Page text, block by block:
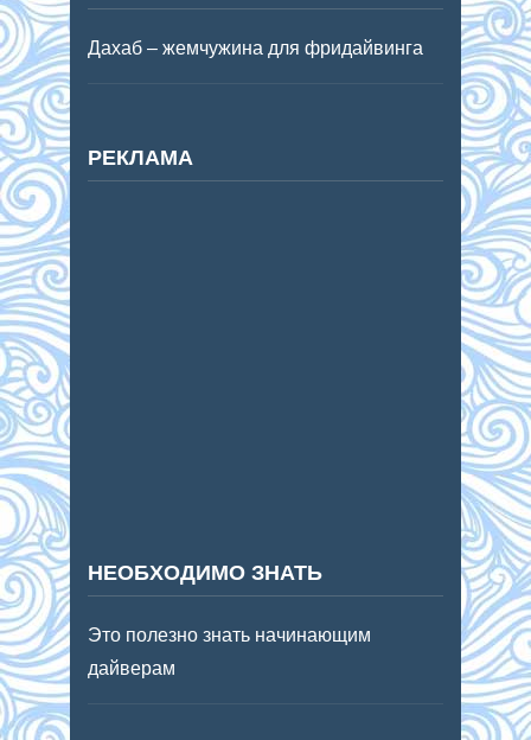
Дахаб – жемчужина для фридайвинга
РЕКЛАМА
НЕОБХОДИМО ЗНАТЬ
Это полезно знать начинающим
дайверам